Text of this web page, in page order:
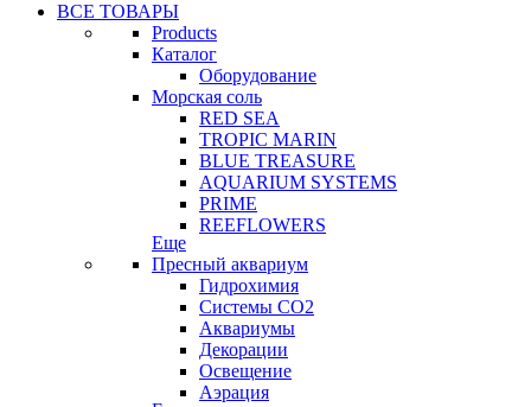
ВСЕ ТОВАРЫ
Products
Каталог
Оборудование
Морская соль
RED SEA
TROPIC MARIN
BLUE TREASURE
AQUARIUM SYSTEMS
PRIME
REEFLOWERS
Еще
Пресный аквариум
Гидрохимия
Системы СО2
Аквариумы
Декорации
Освещение
Аэрация